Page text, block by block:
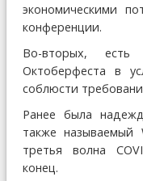
экономическими
конференции.
Во-вторых, есть
Октоберфеста в
соблюсти
Ранее была
также называемый
третья волна
конец.